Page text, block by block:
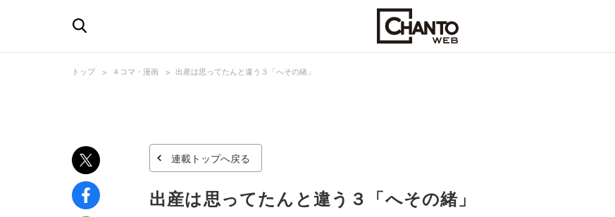
トップ ４コマ・漫画 出産は思ってたんと違う３「へその緒」
連載トップへ戻る
出産は思ってたんと違う３「へその緒」